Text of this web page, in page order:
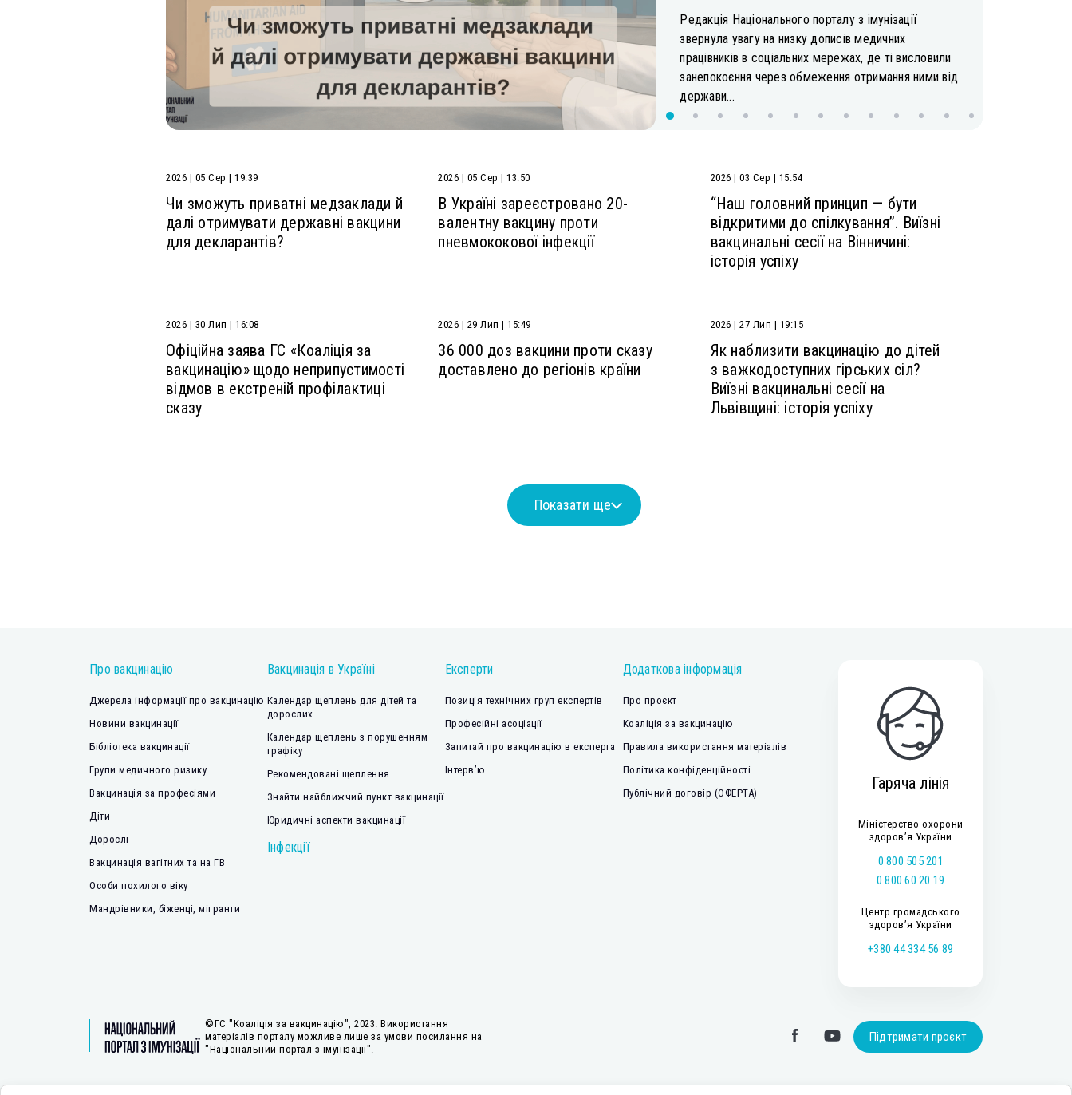
Редакція Національного порталу з імунізації
звернула увагу на низку дописів медичних
працівників в соціальних мережах, де ті висловили
занепокоєння через обмеження отримання ними від
держави...
2026 | 05 Сер | 19:39
Чи зможуть приватні медзаклади й
далі отримувати державні вакцини
для декларантів?
2026 | 05 Сер | 13:50
В Україні зареєстровано 20-
валентну вакцину проти
пневмококової інфекції
2026 | 03 Сер | 15:54
“Наш головний принцип — бути
відкритими до спілкування”. Виїзні
вакцинальні сесії на Вінничині:
історія успіху
2026 | 30 Лип | 16:08
Офіційна заява ГС «Коаліція за
вакцинацію» щодо неприпустимості
відмов в екстреній профілактиці
сказу
2026 | 29 Лип | 15:49
36 000 доз вакцини проти сказу
доставлено до регіонів країни
2026 | 27 Лип | 19:15
Як наблизити вакцинацію до дітей
з важкодоступних гірських сіл?
Виїзні вакцинальні сесії на
Львівщині: історія успіху
Показати ще
Про вакцинацію
Джерела інформації про вакцинацію
Новини вакцинації
Бібліотека вакцинації
Групи медичного ризику
Вакцинація за професіями
Діти
Дорослі
Вакцинація вагітних та на ГВ
Особи похилого віку
Мандрівники, біженці, мігранти
Вакцинація в Україні
Календар щеплень для дітей та
дорослих
Календар щеплень з порушенням
графіку
Рекомендовані щеплення
Знайти найближчий пункт вакцинації
Юридичні аспекти вакцинації
Інфекції
Експерти
Позиція технічних груп експертів
Професійні асоціації
Запитай про вакцинацію в експерта
Інтерв’ю
Додаткова інформація
Про проєкт
Коаліція за вакцинацію
Правила використання матеріалів
Політика конфіденційності
Публічний договір (ОФЕРТА)
Гаряча лінія
Міністерство охорони
здоров’я України
0 800 505 201
0 800 60 20 19
Центр громадського
здоров’я України
+380 44 334 56 89
Підтримати проєкт
©ГС "Коаліція за вакцинацію", 2023. Використання
матеріалів порталу можливе лише за умови посилання на
"Національний портал з імунізації".